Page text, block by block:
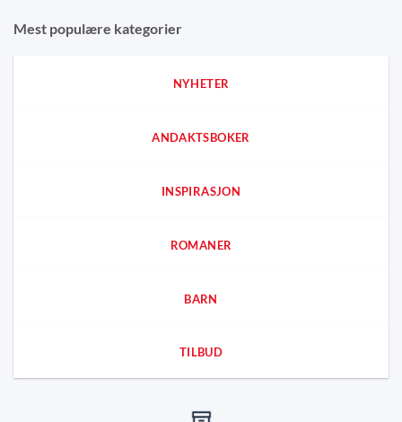
Mest populære kategorier
NYHETER
ANDAKTSBOKER
INSPIRASJON
ROMANER
BARN
TILBUD